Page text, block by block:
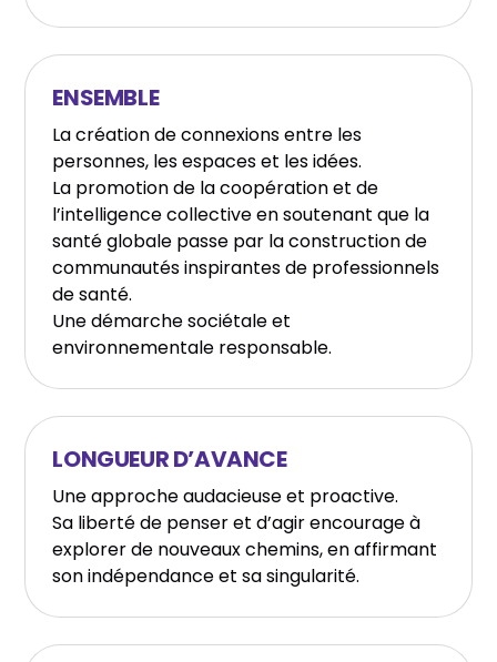
ENSEMBLE
La création de connexions entre les
personnes, les espaces et les idées.
La promotion de la coopération et de
l’intelligence collective en soutenant que la
santé globale passe par la construction de
communautés inspirantes de professionnels
de santé.
Une démarche sociétale et
environnementale responsable.
LONGUEUR D’AVANCE
Une approche audacieuse et proactive.
Sa liberté de penser et d’agir encourage à
explorer de nouveaux chemins, en affirmant
son indépendance et sa singularité.